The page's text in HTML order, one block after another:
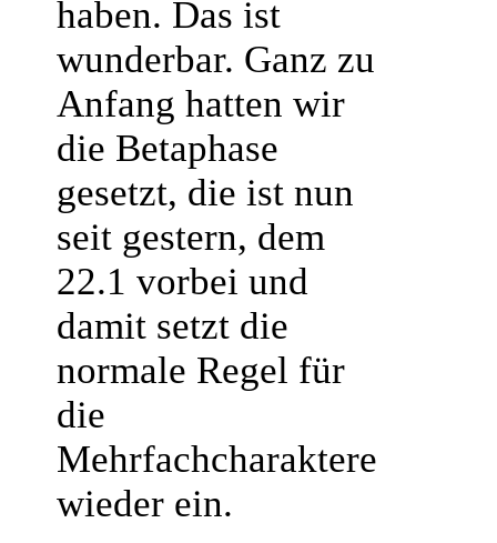
haben. Das ist
wunderbar. Ganz zu
Anfang hatten wir
die Betaphase
gesetzt, die ist nun
seit gestern, dem
22.1 vorbei und
damit setzt die
normale Regel für
die
Mehrfachcharaktere
wieder ein.